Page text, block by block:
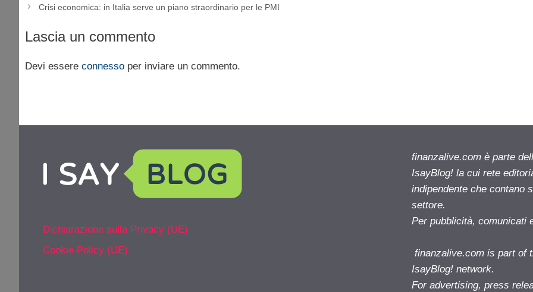
Crisi economica: in Italia serve un piano straordinario per le PMI
Lascia un commento
Devi essere connesso per inviare un commento.
Dichiarazione sulla Privacy (UE)
Cookie Policy (UE)
finanzalive.com è parte
IsayBlog! la cui rete
indipendente che contano
settore.
Per pubblicità, comunicati
finanzalive.com is part of
IsayBlog! network.
For advertising, press